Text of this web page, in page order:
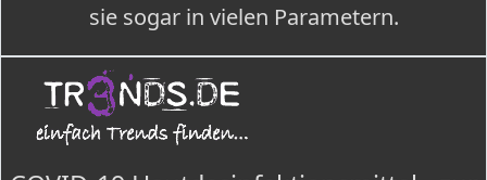
sie sogar in vielen Parametern.